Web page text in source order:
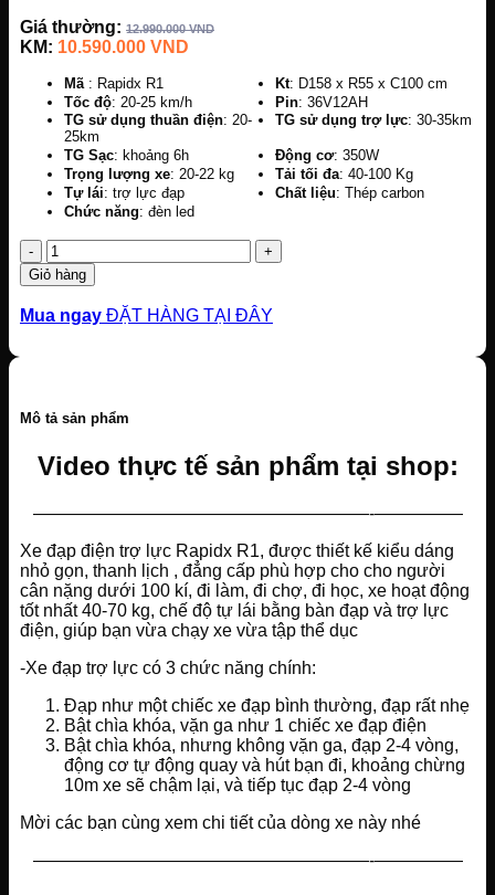
Giá thường: 12.990.000VND
KM: 10.590.000 VND
Mã : Rapidx R1 Kt: D158 x R55 x C100 cm
Tốc độ: 20-25 km/h Pin: 36V12AH
TG sử dụng thuần điện: 20-
25km
TG sử dụng trợ lực: 30-35km
TG Sạc: khoảng 6h Động cơ: 350W
Trọng lượng xe: 20-22 kg Tải tối đa: 40-100 Kg
Tự lái: trợ lực đạp Chất liệu: Thép carbon
Chức năng: đèn led
Số
lượng
Giỏ hàng
Mua ngay ĐẶT HÀNG TẠI ĐÂY
Mô tả sản phẩm
Video thực tế sản phẩm tại shop:
———————————————————-—————
Xe đạp điện trợ lực Rapidx R1, được thiết kế kiểu dáng
nhỏ gọn, thanh lịch , đẳng cấp phù hợp cho cho người
cân nặng dưới 100 kí, đi làm, đi chợ, đi học, xe hoạt động
tốt nhất 40-70 kg, chế độ tự lái bằng bàn đạp và trợ lực
điện, giúp bạn vừa chạy xe vừa tập thể dục
-Xe đạp trợ lực có 3 chức năng chính:
Đạp như một chiếc xe đạp bình thường, đạp rất nhẹ
Bật chìa khóa, vặn ga như 1 chiếc xe đạp điện
Bật chìa khóa, nhưng không vặn ga, đạp 2-4 vòng,
động cơ tự động quay và hút bạn đi, khoảng chừng
10m xe sẽ chậm lại, và tiếp tục đạp 2-4 vòng
Mời các bạn cùng xem chi tiết của dòng xe này nhé
———————————————————-—————